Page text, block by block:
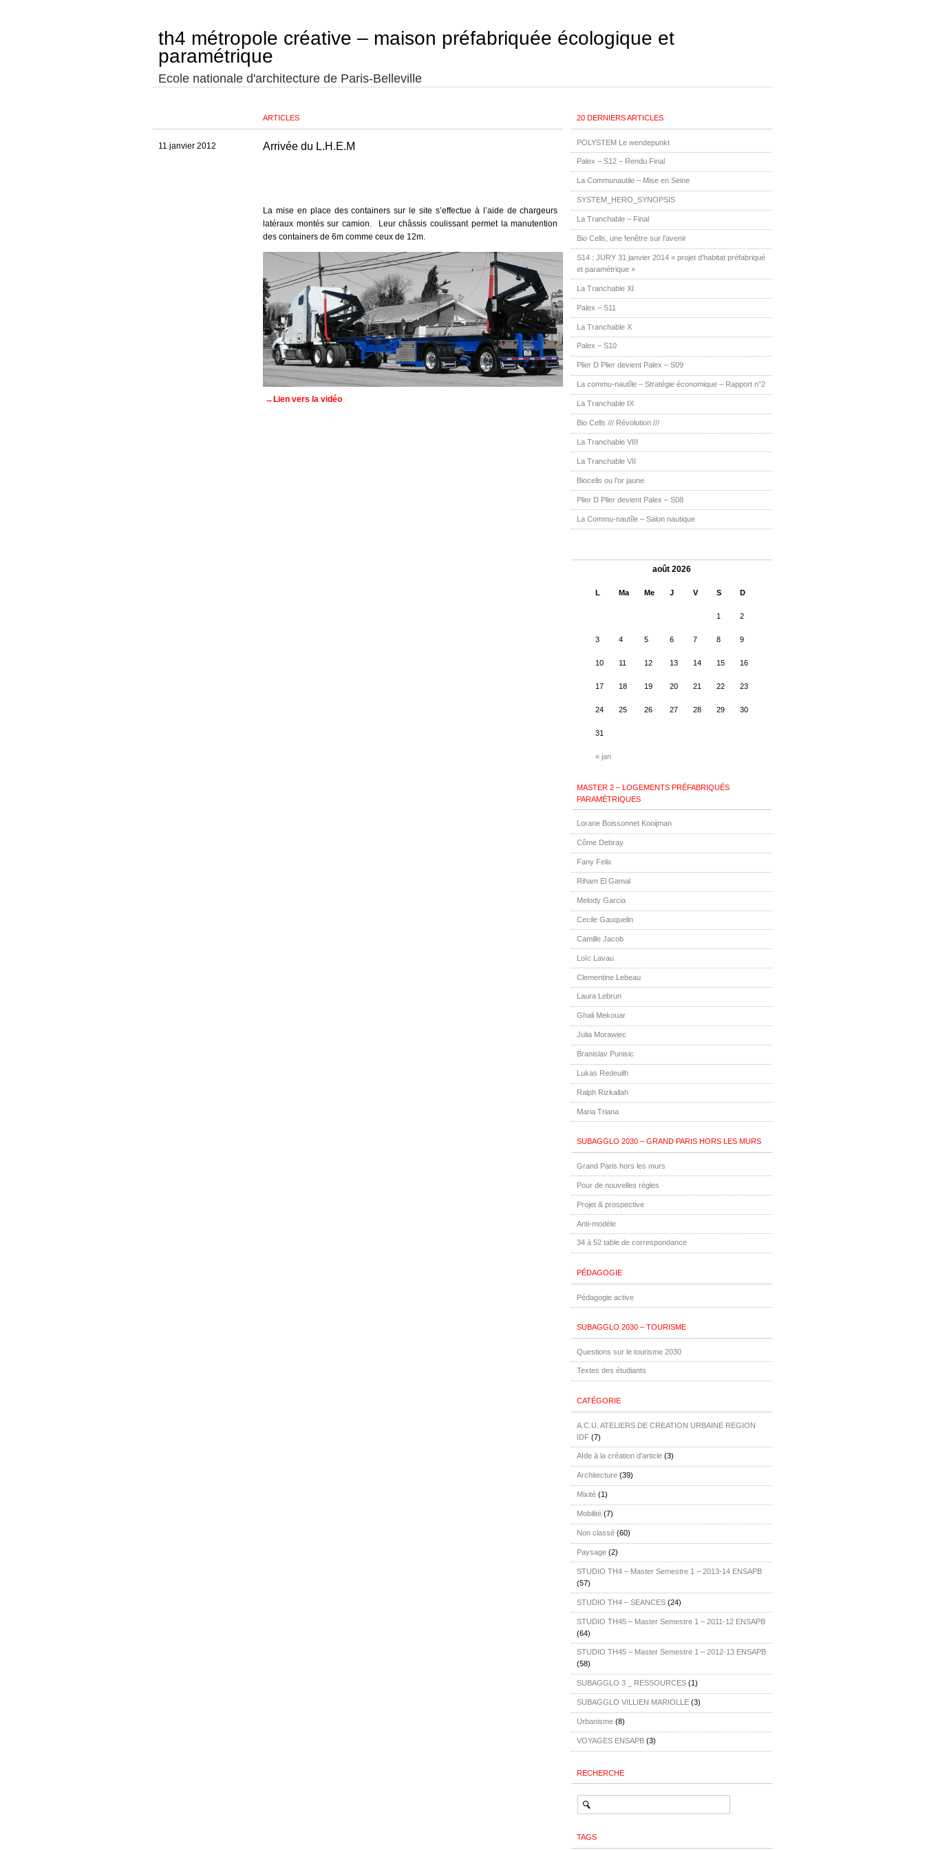
th4 métropole créative – maison préfabriquée écologique et
paramétrique
Ecole nationale d'architecture de Paris-Belleville
ARTICLES
11 janvier 2012 Arrivée du L.H.E.M
La mise en place des containers sur le site s’effectue à l’aide de chargeurs
latéraux montés sur camion. Leur châssis coulissant permet la manutention
des containers de 6m comme ceux de 12m.
→Lien vers la vidéo
20 DERNIERS ARTICLES
POLYSTEM Le wendepunkt
Palex – S12 – Rendu Final
La Communautile – Mise en Seine
SYSTEM_HERO_SYNOPSIS
La Tranchable – Final
Bio Cells, une fenêtre sur l’avenir
S14 : JURY 31 janvier 2014 « projet d’habitat préfabriqué
et paramétrique »
La Tranchable XI
Palex – S11
La Tranchable X
Palex – S10
Plier D Plier devient Palex – S09
La commu-nautîle – Stratégie économique – Rapport n°2
La Tranchable IX
Bio Cells /// Révolution ///
La Tranchable VIII
La Tranchable VII
Biocells ou l’or jaune
Plier D Plier devient Palex – S08
La Commu-nautîle – Salon nautique
août 2026
L Ma Me J V S D
« jan
1 2
3 4 5 6 7 8 9
10 11 12 13 14 15 16
17 18 19 20 21 22 23
24 25 26 27 28 29 30
31
MASTER 2 – LOGEMENTS PRÉFABRIQUÉS
PARAMÉTRIQUES
Lorane Boissonnet Kooijman
Côme Debray
Fany Felix
Riham El Gamal
Melody Garcia
Cecile Gauquelin
Camille Jacob
Loïc Lavau
Clementine Lebeau
Laura Lebrun
Ghali Mekouar
Julia Morawiec
Branislav Punisic
Lukas Redeuilh
Ralph Rizkallah
Maria Triana
SUBAGGLO 2030 – GRAND PARIS HORS LES MURS
Grand Paris hors les murs
Pour de nouvelles règles
Projet & prospective
Anti-modèle
34 à 52 table de correspondance
PÉDAGOGIE
Pédagogie active
SUBAGGLO 2030 – TOURISME
Questions sur le tourisme 2030
Textes des étudiants
CATÉGORIE
A.C.U. ATELIERS DE CREATION URBAINE REGION
IDF (7)
AIde à la création d'article (3)
Architecture (39)
Mixité (1)
Mobilité (7)
Non classé (60)
Paysage (2)
STUDIO TH4 – Master Semestre 1 – 2013-14 ENSAPB
(57)
STUDIO TH4 – SEANCES (24)
STUDIO TH45 – Master Semestre 1 – 2011-12 ENSAPB
(64)
STUDIO TH45 – Master Semestre 1 – 2012-13 ENSAPB
(58)
SUBAGGLO 3 _ RESSOURCES (1)
SUBAGGLO VILLIEN MARIOLLE (3)
Urbanisme (8)
VOYAGES ENSAPB (3)
RECHERCHE
TAGS